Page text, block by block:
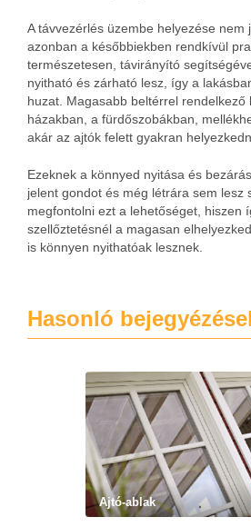
A távvezérlés üzembe helyezése nem
azonban a későbbiekben rendkívül
természetesen, távirányító
nyitható és zárható lesz, így a
huzat. Magasabb beltérrel rendelkező
házakban, a fürdőszobákban,
akár az ajtók felett gyakran
Ezeknek a könnyed nyitása és
jelent gondot és még létrára sem lesz
megfontolni ezt a lehetőséget, hiszen
szellőztetésnél a magasan
is könnyen nyithatóak lesznek.
Hasonló
Ajtó-ablak